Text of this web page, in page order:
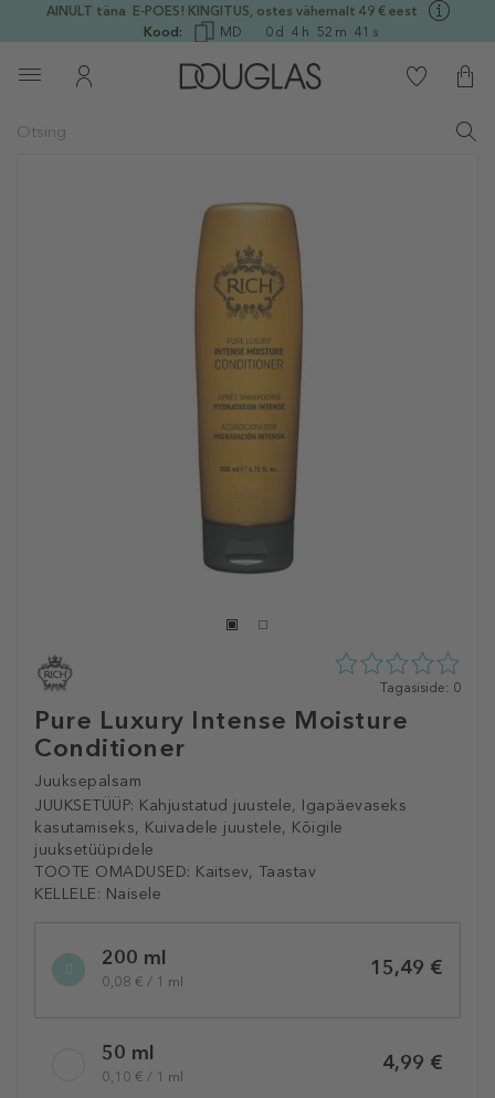
AINULT täna E-POES! KINGITUS, ostes vähemalt 49 € eest
Kood:
MD 0 d 4 h 52 m 40 s
Pure Luxury Intense Moisture
Conditioner
Juuksepalsam
JUUKSETÜÜP: Kahjustatud juustele, Igapäevaseks
kasutamiseks, Kuivadele juustele, Kõigile
juuksetüüpidele
TOOTE OMADUSED: Kaitsev, Taastav
KELLELE: Naisele
0
5st
Tagasiside: 0
variation200 ml
0,08 € / 1 ml
15,49 €
50 ml
0,10 € / 1 ml
4,99 €